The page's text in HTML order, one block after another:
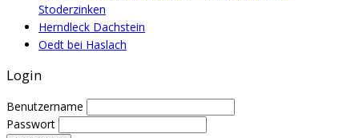
Stoderzinken
Herndleck Dachstein
Oedt bei Haslach
Login
Benutzername
Passwort